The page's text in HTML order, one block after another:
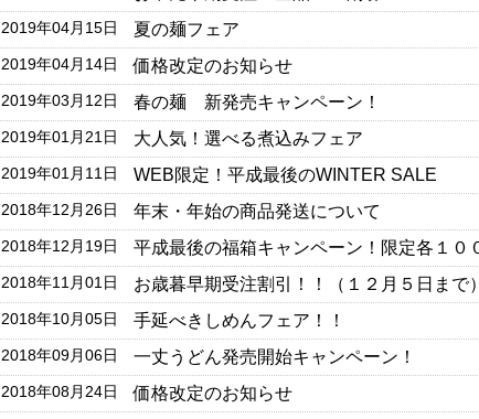
2019年04月15日 夏の麺フェア
2019年04月14日 価格改定のお知らせ
2019年03月12日 春の麺 新発売キャンペーン！
2019年01月21日 大人気！選べる煮込みフェア
2019年01月11日 WEB限定！平成最後のWINTER SALE
2018年12月26日 年末・年始の商品発送について
2018年12月19日 平成最後の福箱キャンペーン！限定各１０
2018年11月01日 お歳暮早期受注割引！！（１２月５日まで
2018年10月05日 手延べきしめんフェア！！
2018年09月06日 一丈うどん発売開始キャンペーン！
2018年08月24日 価格改定のお知らせ